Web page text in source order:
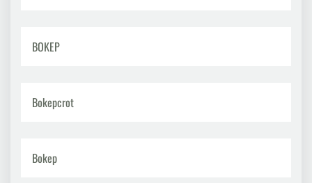
BOKEP
Bokepcrot
Bokep